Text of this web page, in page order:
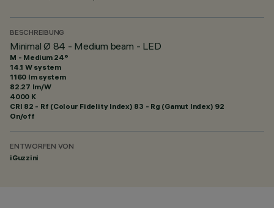
BESCHREIBUNG
Minimal Ø 84 - Medium beam - LED
M - Medium 24°
14.1 W system
1160 lm system
82.27 lm/W
4000 K
CRI 82 - Rf (Colour Fidelity Index) 83 - Rg (Gamut Index) 92
On/off
ENTWORFEN VON
iGuzzini